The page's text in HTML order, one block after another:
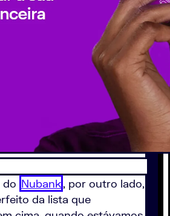
do Nubank, por outro lado,
da lista que